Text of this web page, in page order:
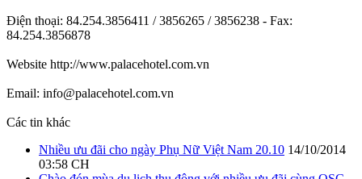
Điện thoại: 84.254.3856411 / 3856265 / 3856238 - Fax:
84.254.3856878
Website http://www.palacehotel.com.vn
Email: info@palacehotel.com.vn
Các tin khác
Nhiều ưu đãi cho ngày Phụ Nữ Việt Nam 20.10 14/10/2014
03:58 CH